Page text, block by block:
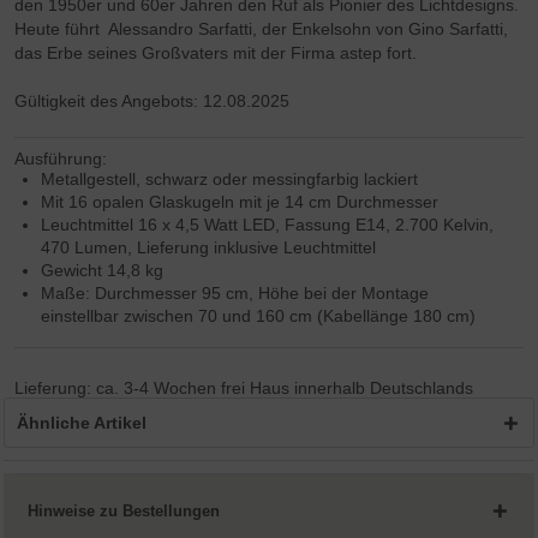
den 1950er und 60er Jahren den Ruf als Pionier des Lichtdesigns.
Heute führt Alessandro Sarfatti, der Enkelsohn von Gino Sarfatti,
das Erbe seines Großvaters mit der Firma astep fort.
Gültigkeit des Angebots: 12.08.2025
Ausführung:
Metallgestell, schwarz oder messingfarbig lackiert
Mit 16 opalen Glaskugeln mit je 14 cm Durchmesser
Leuchtmittel 16 x 4,5 Watt LED, Fassung E14, 2.700 Kelvin,
470 Lumen, Lieferung inklusive Leuchtmittel
Gewicht 14,8 kg
Maße: Durchmesser 95 cm, Höhe bei der Montage
einstellbar zwischen 70 und 160 cm (Kabellänge 180 cm)
Lieferung: ca. 3-4 Wochen frei Haus innerhalb Deutschlands
Ähnliche Artikel
Hinweise zu Bestellungen